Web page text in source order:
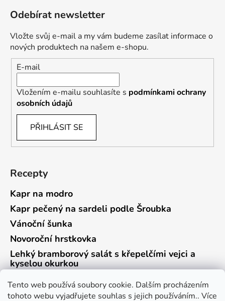
Tento web používá soubory cookie. Dalším procházením
tohoto webu vyjadřujete souhlas s jejich používáním.. Více
Odebírat newsletter
Vložte svůj e-mail a my vám budeme zasílat informace o
nových produktech na našem e-shopu.
E-mail
Vložením e-mailu souhlasíte s podmínkami ochrany
osobních údajů
PŘIHLÁSIT SE
Recepty
Kapr na modro
Kapr pečený na sardeli podle Šroubka
Vánoční šunka
Novoroční hrstkovka
Lehký bramborový salát s křepelčími vejci a
kyselou okurkou